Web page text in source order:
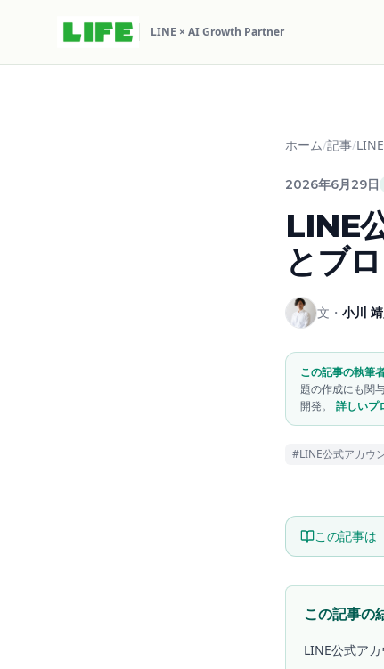
LINE × AI Growth Partner
ホーム/記事/
2026年6月29日
LINE
とブ
文・ 小川
この記事の執筆
題の作成にも関
開発。
詳しいプ
#LINE公式アカウ
この記事は
この記事の
LINE公式ア